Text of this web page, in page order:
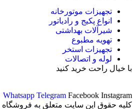
تجهیزات موتورخانه
انواع پکیج و رادیاتور
شیرآلات بهداشتی
تهویه مطبوع
تجهیزات استخر
لوله و اتصالات
با خیال راحت خرید کنید
Whatsapp Telegram Facebook Instagram
کلیه حقوق این سایت متعلق به فروشگاه